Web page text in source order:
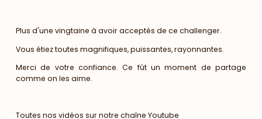
Plus d'une vingtaine à avoir acceptés de ce challenger.
Vous étiez toutes magnifiques, puissantes, rayonnantes.
Merci de votre confiance. Ce fût un moment de partage
comme on les aime.
Toutes nos vidéos sur notre chaîne Youtube